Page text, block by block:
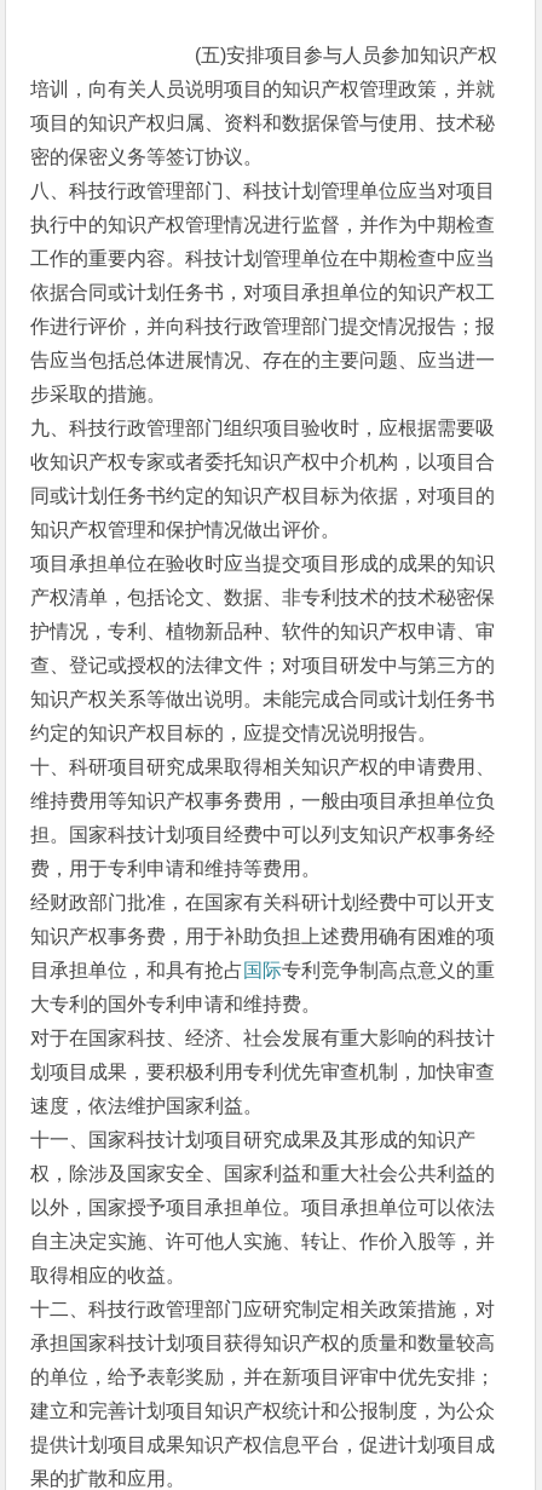
(五)安排项目参与人员参加知识产权
培训，向有关人员说明项目的知识产权管理政策，并就
项目的知识产权归属、资料和数据保管与使用、技术秘
密的保密义务等签订协议。
八、科技行政管理部门、科技计划管理单位应当对项目
执行中的知识产权管理情况进行监督，并作为中期检查
工作的重要内容。科技计划管理单位在中期检查中应当
依据合同或计划任务书，对项目承担单位的知识产权工
作进行评价，并向科技行政管理部门提交情况报告；报
告应当包括总体进展情况、存在的主要问题、应当进一
步采取的措施。
九、科技行政管理部门组织项目验收时，应根据需要吸
收知识产权专家或者委托知识产权中介机构，以项目合
同或计划任务书约定的知识产权目标为依据，对项目的
知识产权管理和保护情况做出评价。
项目承担单位在验收时应当提交项目形成的成果的知识
产权清单，包括论文、数据、非专利技术的技术秘密保
护情况，专利、植物新品种、软件的知识产权申请、审
查、登记或授权的法律文件；对项目研发中与第三方的
知识产权关系等做出说明。未能完成合同或计划任务书
约定的知识产权目标的，应提交情况说明报告。
十、科研项目研究成果取得相关知识产权的申请费用、
维持费用等知识产权事务费用，一般由项目承担单位负
担。国家科技计划项目经费中可以列支知识产权事务经
费，用于专利申请和维持等费用。
经财政部门批准，在国家有关科研计划经费中可以开支
知识产权事务费，用于补助负担上述费用确有困难的项
目承担单位，和具有抢占国际专利竞争制高点意义的重
大专利的国外专利申请和维持费。
对于在国家科技、经济、社会发展有重大影响的科技计
划项目成果，要积极利用专利优先审查机制，加快审查
速度，依法维护国家利益。
十一、国家科技计划项目研究成果及其形成的知识产
权，除涉及国家安全、国家利益和重大社会公共利益的
以外，国家授予项目承担单位。项目承担单位可以依法
自主决定实施、许可他人实施、转让、作价入股等，并
取得相应的收益。
十二、科技行政管理部门应研究制定相关政策措施，对
承担国家科技计划项目获得知识产权的质量和数量较高
的单位，给予表彰奖励，并在新项目评审中优先安排；
建立和完善计划项目知识产权统计和公报制度，为公众
提供计划项目成果知识产权信息平台，促进计划项目成
果的扩散和应用。